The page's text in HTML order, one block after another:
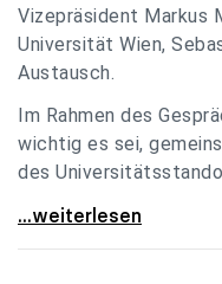
Vizepräsident Markus
Universität Wien,
Austausch.
Im Rahmen des
wichtig es sei,
des
Holzleitner empfing
...weiterlesen